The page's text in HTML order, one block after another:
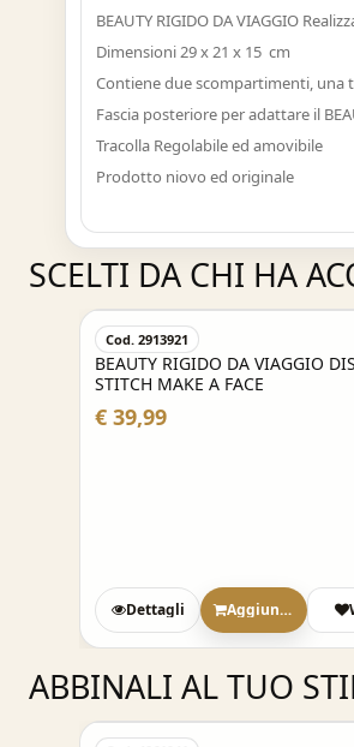
BEAUTY RIGIDO DA VIAGGIO
Dimensioni 29 x 21 x 15 cm
Contiene due scompartimenti, una
Fascia posteriore per adattare il
Tracolla Regolabile ed amovibile
Prodotto niovo ed originale
SCELTI DA CHI HA
Cod. 2913921
BEAUTY RIGIDO DA VIAGGIO
STITCH MAKE A FACE
€ 39,99
Dettagli Aggiungi
ABBINALI AL TUO